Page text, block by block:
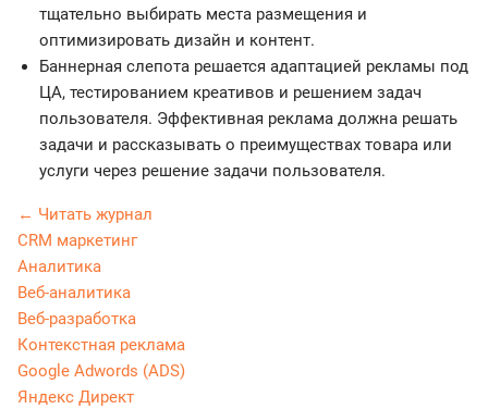
тщательно выбирать места размещения и
оптимизировать дизайн и контент.
Баннерная слепота решается адаптацией рекламы под
ЦА, тестированием креативов и решением задач
пользователя. Эффективная реклама должна решать
задачи и рассказывать о преимуществах товара или
услуги через решение задачи пользователя.
← Читать журнал
CRM маркетинг
Аналитика
Веб-аналитика
Веб-разработка
Контекстная реклама
Google Adwords (ADS)
Яндекс Директ